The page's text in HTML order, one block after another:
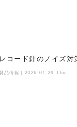
レコード針のノイズ
品情報｜2026.01.29 Thu